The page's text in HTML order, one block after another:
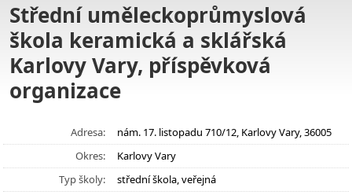
Střední uměleckoprůmyslová
škola keramická a sklářská
Karlovy Vary, příspěvková
organizace
Adresa:
nám. 17. listopadu 710/12, Karlovy Vary, 36005
Okres:
Karlovy Vary
Typ školy:
střední škola, veřejná